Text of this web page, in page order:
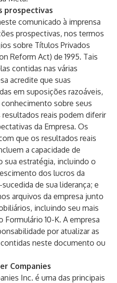
prospectivas
comunicado à imprensa
prospectivas, nos termos
sobre Títulos Privados
Reform Act) de 1995. Tais
contidas nas várias
acredite que suas
em suposições razoáveis,
sobre seus
reais podem diferir
da Empresa. Os
que os resultados reais
a capacidade de
sua estratégia, incluindo o
dos lucros da
de sua liderança; e
arquivos da empresa junto
incluindo seu mais
10-K. A empresa
por atualizar as
neste documento ou
Companies
Inc. é uma das principais